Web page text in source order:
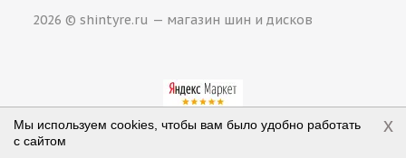
2026 © shintyre.ru — магазин шин и дисков
Мы используем cookies, чтобы вам было удобно работать
с сайтом
x